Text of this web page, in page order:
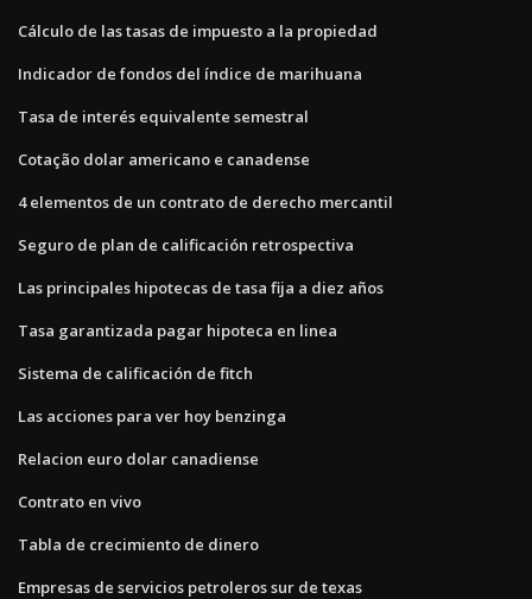
Cálculo de las tasas de impuesto a la propiedad
Indicador de fondos del índice de marihuana
Tasa de interés equivalente semestral
Cotação dolar americano e canadense
4 elementos de un contrato de derecho mercantil
Seguro de plan de calificación retrospectiva
Las principales hipotecas de tasa fija a diez años
Tasa garantizada pagar hipoteca en linea
Sistema de calificación de fitch
Las acciones para ver hoy benzinga
Relacion euro dolar canadiense
Contrato en vivo
Tabla de crecimiento de dinero
Empresas de servicios petroleros sur de texas